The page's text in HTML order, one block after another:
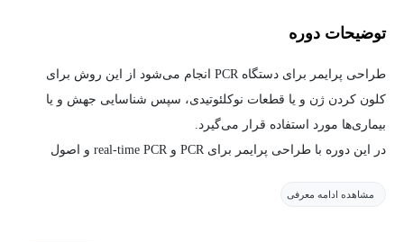
توضیحات دوره
طراحی پرایمر برای دستگاه PCR انجام می‌شود از این روش برای
کلون کردن ژن و یا قطعات نوکلئوتیدی، سپس شناسایی جهش و یا
بیماری‌ها مورد استفاده قرار می‌گیرد.
در این دوره با طراحی پرایمر برای PCR و real-time PCR و اصول
مشاهده ادامه معرفی